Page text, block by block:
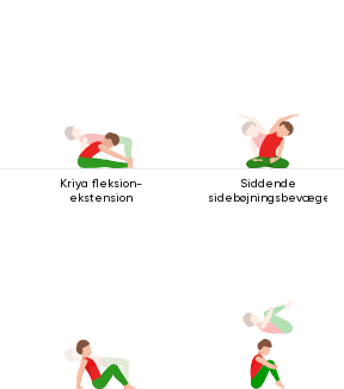
Kriya fleksion-
ekstension
Siddende
sidebøjningsbevægelse